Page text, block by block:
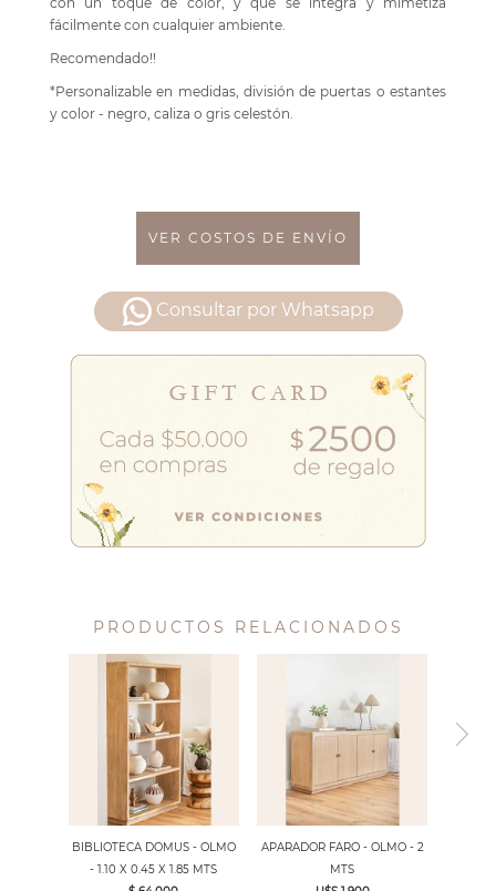
fácilmente con cualquier ambiente.
Recomendado!!
*Personalizable en medidas, división de puertas o estantes
y color - negro, caliza o gris celestón.
VER COSTOS DE ENVÍO
Consultar por Whatsapp
PRODUCTOS RELACIONADOS
BIBLIOTECA DOMUS - OLMO
- 1.10 X 0.45 X 1.85 MTS
APARADOR FARO - OLMO - 2
MTS